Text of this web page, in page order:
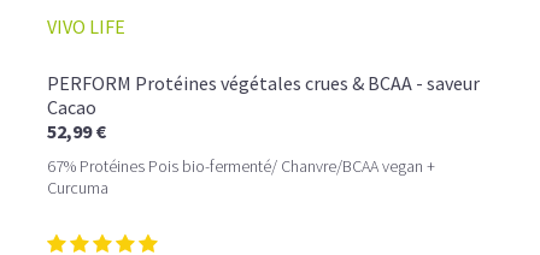
VIVO LIFE
PERFORM Protéines végétales crues & BCAA - saveur
Cacao
52,99 €
67% Protéines Pois bio-fermenté/ Chanvre/BCAA vegan +
Curcuma